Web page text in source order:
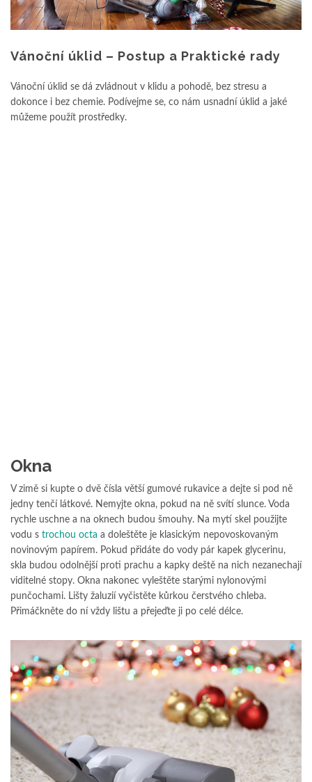
Vánoční úklid – Postup a Praktické rady
Vánoční úklid se dá zvládnout v klidu a pohodě, bez stresu a
dokonce i bez chemie. Podívejme se, co nám usnadní úklid a jaké
můžeme použít prostředky.
Okna
V zimě si kupte o dvě čísla větší gumové rukavice a dejte si pod ně
jedny tenčí látkové. Nemyjte okna, pokud na ně svítí slunce. Voda
rychle uschne a na oknech budou šmouhy. Na mytí skel použijte
vodu s trochou octa a doleštěte je klasickým nepovoskovaným
novinovým papírem. Pokud přidáte do vody pár kapek glycerinu,
skla budou odolnější proti prachu a kapky deště na nich nezanechají
viditelné stopy. Okna nakonec vyleštěte starými nylonovými
punčochami. Lišty žaluzií vyčistěte kůrkou čerstvého chleba.
Přimáčkněte do ní vždy lištu a přejeďte ji po celé délce.